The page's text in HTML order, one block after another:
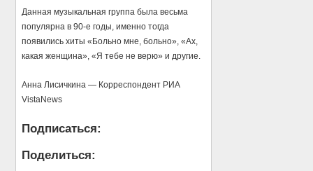
Данная музыкальная группа была весьма
популярна в 90-е годы, именно тогда
появились хиты «Больно мне, больно», «Ах,
какая женщина», «Я тебе не верю» и другие.
Анна Лисичкина — Корреспондент РИА
VistaNews
Подписаться:
Поделиться: